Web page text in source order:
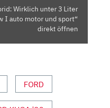
Wirklich unter 3 Liter
I auto motor und sport“
direkt öffnen
FORD